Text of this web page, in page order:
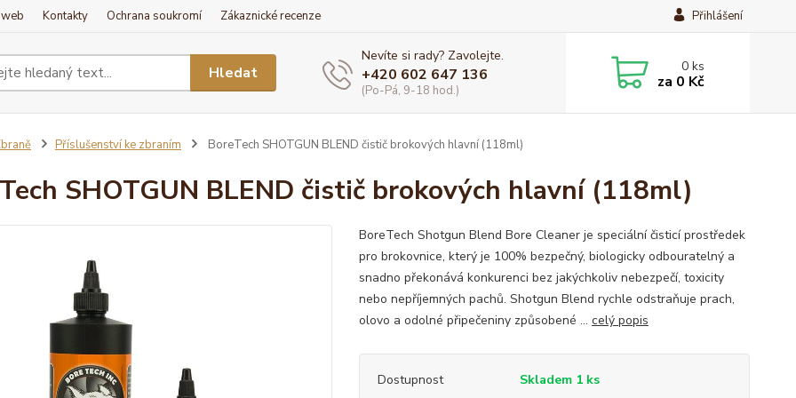
Kontakty Ochrana soukromí Zákaznické recenze Přihlášení
Hledat
Nevíte si rady? Zavolejte.
+420 602 647 136
(Po-Pá, 9-18 hod.)
0ks
za 0 Kč
Příslušenství ke zbraním BoreTech SHOTGUN BLEND čistič brokových hlavní (118ml)
SHOTGUN BLEND čistič brokových hlavní (118ml)
BoreTech Shotgun Blend Bore Cleaner je speciální čisticí prostředek
pro brokovnice, který je 100% bezpečný, biologicky odbouratelný a
snadno překonává konkurenci bez jakýchkoliv nebezpečí, toxicity
nebo nepříjemných pachů. Shotgun Blend rychle odstraňuje prach,
olovo a odolné připečeniny způsobené ... celý popis
Dostupnost Skladem 1 ks